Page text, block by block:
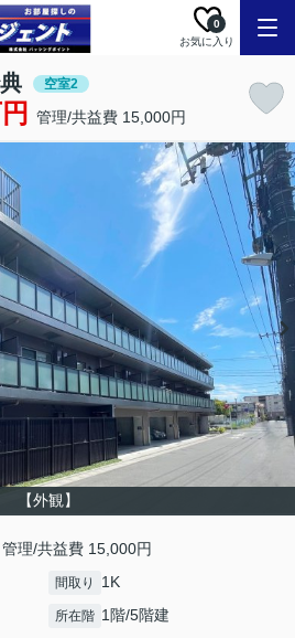
お気に入り
0
空室2
管理/共益費 15,000円
【外観】
理/共益費 15,000円
間取り 1K
所在階 1階/5階建